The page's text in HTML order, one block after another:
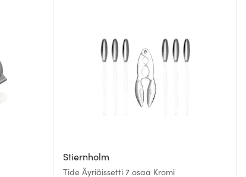
Stiernholm
Tide Äyriäissetti 7 osaa Kromi